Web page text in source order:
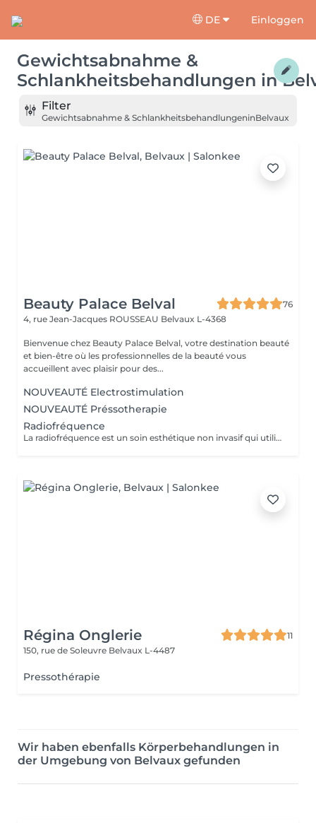
DE Einloggen
Gewichtsabnahme &
Schlankheitsbehandlungen in
Filter
Gewichtsabnahme & SchlankheitsbehandlungeninBelvaux
Beauty Palace Belval
76
4, rue Jean-Jacques ROUSSEAU Belvaux L-4368
Bienvenue chez Beauty Palace Belval, votre destination beauté
et bien-être où les professionnelles de la beauté vous
accueillent avec plaisir pour des...
NOUVEAUTÉ Electrostimulation
NOUVEAUTÉ Préssotherapie
Radiofréquence
La radiofréquence est un soin esthétique non invasif qui utilise des ondes électromagnétiques pour chauffer en profondeur les tissus cutanés. Cette chaleur stimule la production naturelle de collagène et d'élastine, ce qui raffermit la peau et améliore son élasticité. Objectifs: effet tenseur immédiat, raffermissement des zones relâchées (visage, cou, décolleté, bras, ventre, cuisses...) Soin indolore, résultats progressifs et naturels. Recommandations: une cure de plusieurs séances est conseillée pour un résultat durable, accompagnée d'un entretien régulier.
Régina Onglerie
11
150, rue de Soleuvre Belvaux L-4487
Pressothérapie
Wir haben ebenfalls Körperbehandlungen in
der Umgebung von Belvaux gefunden